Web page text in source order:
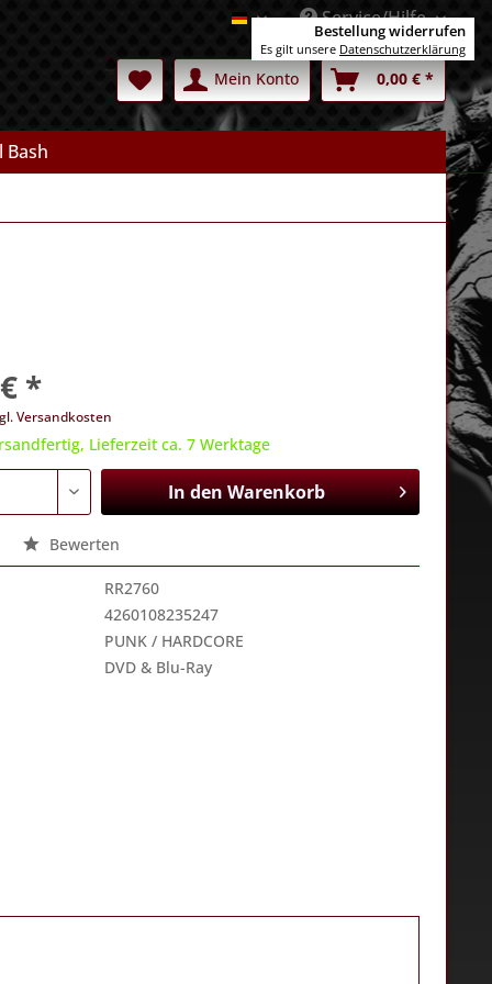
DeutschService/Hilfe
Mein Konto 0,00 € *
Bash
*
Versandkosten
Lieferzeit ca. 7 Werktage
In denWarenkorb
Bewerten
RR2760
4260108235247
PUNK / HARDCORE
DVD & Blu-Ray
Bestellung widerrufen
Es gilt unsere Datenschutzerklärung